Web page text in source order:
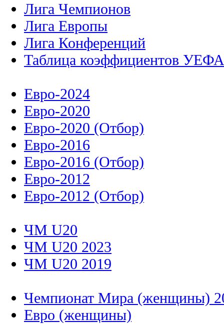
Лига Чемпионов
Лига Европы
Лига Конференций
Таблица коэффициентов УЕФА
Евро-2024
Евро-2020
Евро-2020 (Отбор)
Евро-2016
Евро-2016 (Отбор)
Евро-2012
Евро-2012 (Отбор)
ЧМ U20
ЧМ U20 2023
ЧМ U20 2019
Чемпионат Мира (женщины)
Евро (женщины)